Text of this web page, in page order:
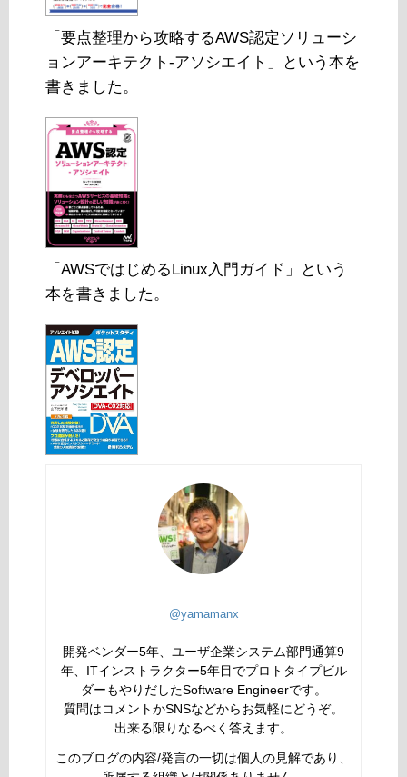
「要点整理から攻略するAWS認定ソリューシ
ョンアーキテクト-アソシエイト」という本を
書きました。
「AWSではじめるLinux入門ガイド」という
本を書きました。
@yamamanx
開発ベンダー5年、ユーザ企業システム部門通算9
年、ITインストラクター5年目でプロトタイプビル
ダーもやりだしたSoftware Engineerです。
質問はコメントかSNSなどからお気軽にどうぞ。
出来る限りなるべく答えます。
このブログの内容/発言の一切は個人の見解であり、